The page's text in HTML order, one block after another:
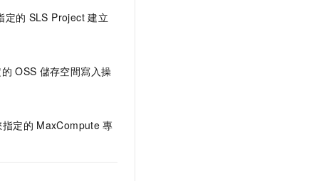
定的 SLS Project 建立
OSS 儲存空間寫入操
定的 MaxCompute 專